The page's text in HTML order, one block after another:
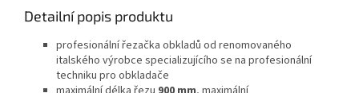
Detailní popis produktu
profesionální řezačka obkladů od renomovaného
italského výrobce specializujícího se na profesionální
techniku pro obkladače